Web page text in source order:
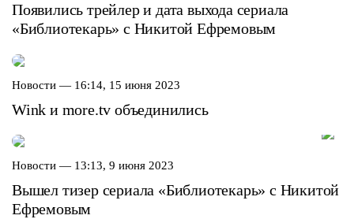
Появились трейлер и дата выхода сериала
«Библиотекарь» с Никитой Ефремовым
Новости — 16:14, 15 июня 2023
Wink и more.tv объединились
Новости — 13:13, 9 июня 2023
Вышел тизер сериала «Библиотекарь» с Никитой
Ефремовым